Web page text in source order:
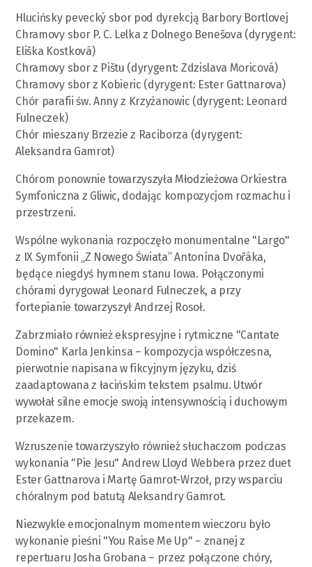
Hlucińsky pevecký sbor pod dyrekcją Barbory Bortlovej
Chramovy sbor P. C. Lelka z Dolnego Benešova (dyrygent:
Eliška Kostková)
Chramovy sbor z Pištu (dyrygent: Zdzislava Moricová)
Chramovy sbor z Kobieric (dyrygent: Ester Gattnarova)
Chór parafii św. Anny z Krzyżanowic (dyrygent: Leonard
Fulneczek)
Chór mieszany Brzezie z Raciborza (dyrygent:
Aleksandra Gamrot)
Chórom ponownie towarzyszyła Młodzieżowa Orkiestra
Symfoniczna z Gliwic, dodając kompozycjom rozmachu i
przestrzeni.
Wspólne wykonania rozpoczęło monumentalne "Largo"
z IX Symfonii „Z Nowego Świata” Antonína Dvořáka,
będące niegdyś hymnem stanu Iowa. Połączonymi
chórami dyrygował Leonard Fulneczek, a przy
fortepianie towarzyszył Andrzej Rosoł.
Zabrzmiało również ekspresyjne i rytmiczne "Cantate
Domino" Karla Jenkinsa – kompozycja współczesna,
pierwotnie napisana w fikcyjnym języku, dziś
zaadaptowana z łacińskim tekstem psalmu. Utwór
wywołał silne emocje swoją intensywnością i duchowym
przekazem.
Wzruszenie towarzyszyło również słuchaczom podczas
wykonania "Pie Jesu" Andrew Lloyd Webbera przez duet
Ester Gattnarova i Martę Gamrot-Wrzoł, przy wsparciu
chóralnym pod batutą Aleksandry Gamrot.
Niezwykle emocjonalnym momentem wieczoru było
wykonanie pieśni "You Raise Me Up" – znanej z
repertuaru Josha Grobana – przez połączone chóry,